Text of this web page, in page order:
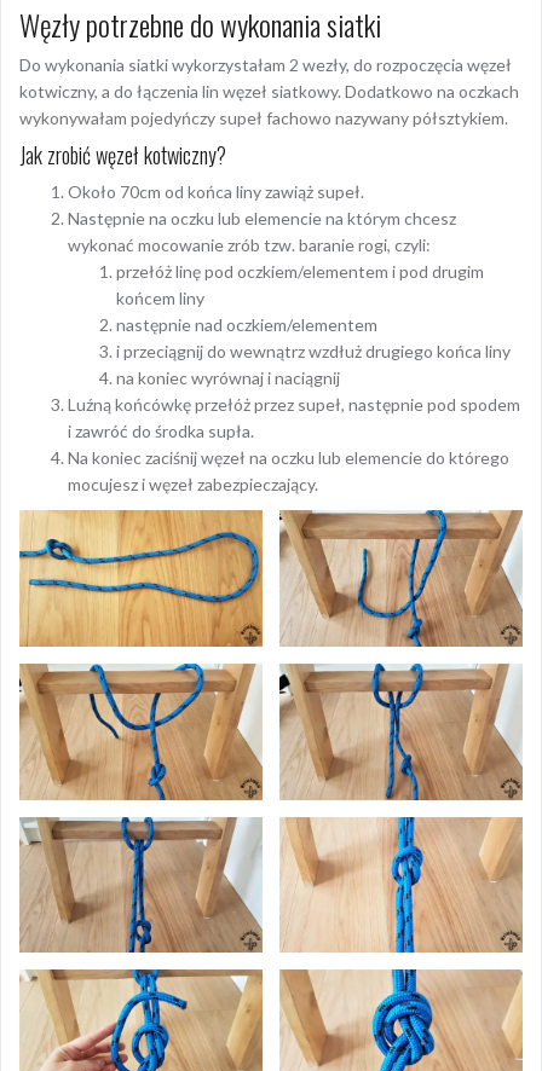
Węzły potrzebne do wykonania siatki
Do wykonania siatki wykorzystałam 2 wezły, do rozpoczęcia węzeł
kotwiczny, a do łączenia lin węzeł siatkowy. Dodatkowo na oczkach
wykonywałam pojedyńczy supeł fachowo nazywany półsztykiem.
Jak zrobić węzeł kotwiczny?
Około 70cm od końca liny zawiąż supeł.
Następnie na oczku lub elemencie na którym chcesz
wykonać mocowanie zrób tzw. baranie rogi, czyli:
przełóż linę pod oczkiem/elementem i pod drugim
końcem liny
następnie nad oczkiem/elementem
i przeciągnij do wewnątrz wzdłuż drugiego końca liny
na koniec wyrównaj i naciągnij
Luźną końcówkę przełóż przez supeł, następnie pod spodem
i zawróć do środka supła.
Na koniec zaciśnij węzeł na oczku lub elemencie do którego
mocujesz i węzeł zabezpieczający.